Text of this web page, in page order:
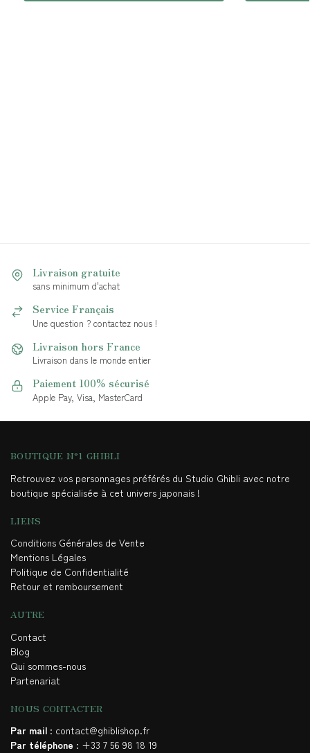
Livraison gratuite
sans minimum d'achat
Service Français
Une question ? contactez nous !
Livraison hors France
Livraison dans le monde entier
Paiement 100% sécurisé
Apple Pay, Visa, MasterCard
BOUTIQUE N°1 GHIBLI
Retrouvez vos personnages préférés du Studio Ghibli avec notre
boutique spécialisée à cet univers japonais !
LIENS
Conditions Générales de Vente
Mentions Légales
Politique de Confidentialité
Retour et remboursement
AUTRE
Contact
Blog
Qui sommes-nous
Partenariat
NOUS CONTACTER
Par mail : contact@ghiblishop.fr
Par téléphone : +33 7 56 98 18 19